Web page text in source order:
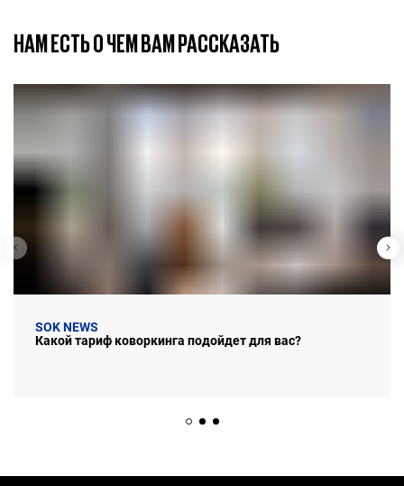
НАМ ЕСТЬ О ЧЕМ ВАМ РАССКАЗАТЬ
SOK NEWS
Какой тариф коворкинга подойдет для вас?